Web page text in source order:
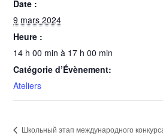
Date :
9 mars 2024
Heure :
14 h 00 min à 17 h 00 min
Catégorie d’Évènement:
Ateliers
Школьный этап международного